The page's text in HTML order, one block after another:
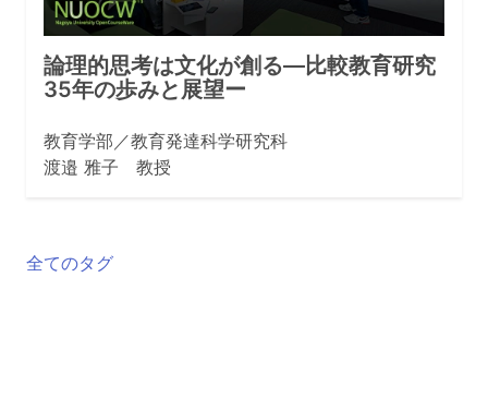
論理的思考は文化が創る―比較教育研究
35年の歩みと展望ー
教育学部／教育発達科学研究科
渡邉 雅子 教授
全てのタグ